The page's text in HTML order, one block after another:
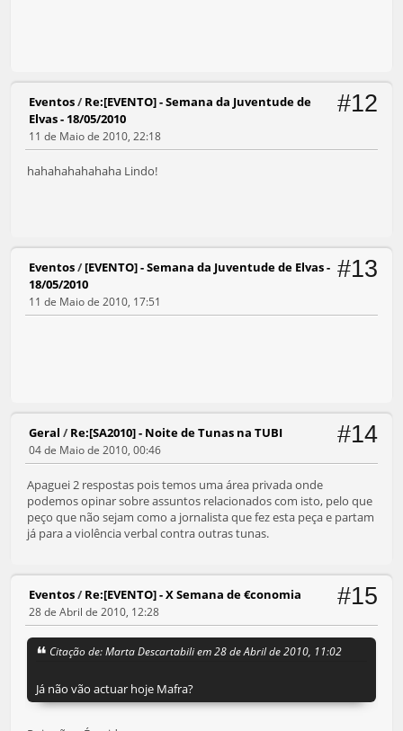
#12
Eventos/ Re:[EVENTO] - Semana da Juventude de
Elvas - 18/05/2010
11 de Maio de 2010, 22:18
hahahahahahaha Lindo!
#13
Eventos/[EVENTO] - Semana da Juventude de Elvas -
18/05/2010
11 de Maio de 2010, 17:51
#14
Geral / Re:[SA2010] - Noite de Tunas na TUBI
04 de Maio de 2010, 00:46
Apaguei 2 respostas pois temos uma área privada onde
podemos opinar sobre assuntos relacionados com isto, pelo que
peço que não sejam como a jornalista que fez esta peça e partam
já para a violência verbal contra outras tunas.
#15
Eventos/ Re:[EVENTO] - X Semana de €conomia
28 de Abril de 2010, 12:28
Citação de: Marta Descartabili em 28 de Abril de 2010, 11:02
Já não vão actuar hoje Mafra?